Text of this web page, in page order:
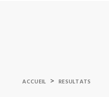
ACCUEIL > RESULTATS